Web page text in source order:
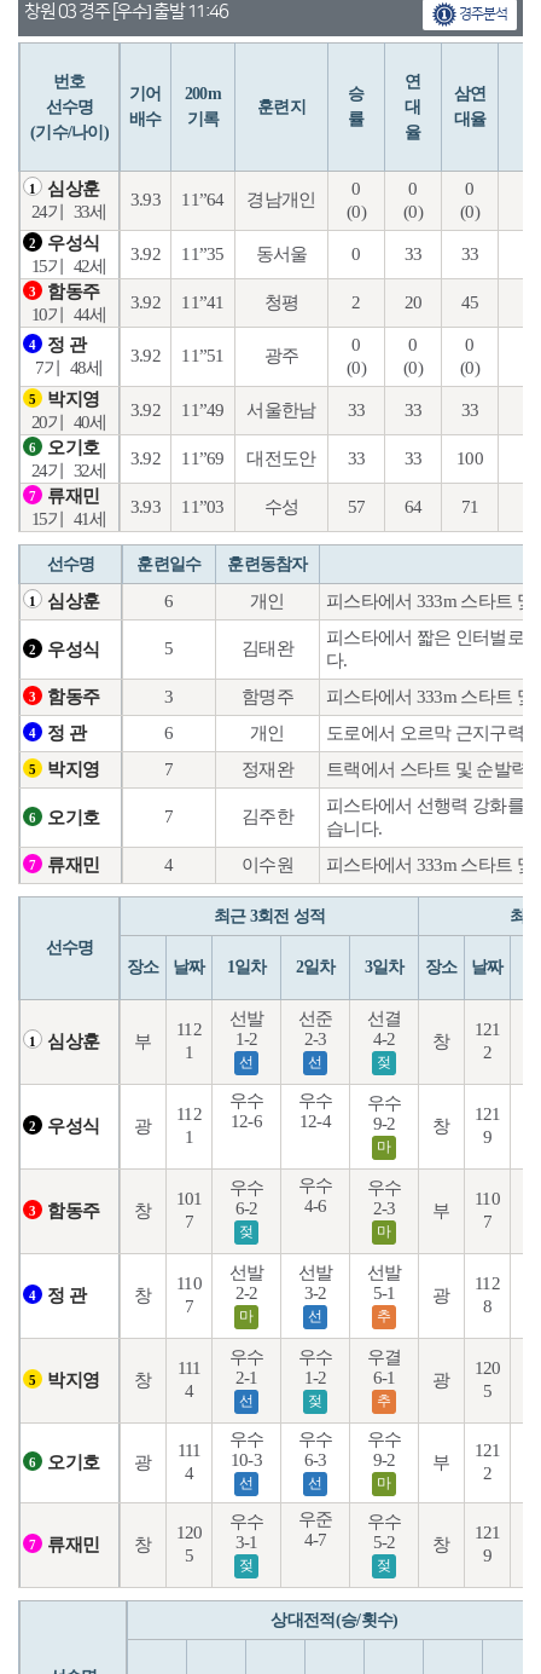
창원 03 경주 [우수] 출발 11:46 경주분석
번호
선수명
(기수/나이)
기어
배수
200m
기록
훈련지
승
률
연
대
율
삼연
대율
1
심상훈
24기
33세
3.93 11”64 경남개인
0
(0)
0
(0)
0
(0)
2
우성식
15기
42세
3.92 11”35 동서울 0 33 33
3
함동주
10기
44세
3.92 11”41 청평 2 20 45
4
정 관
7기
48세
3.92 11”51 광주
0
(0)
0
(0)
0
(0)
5
박지영
20기
40세
3.92 11”49 서울한남 33 33 33
6
오기호
24기
32세
3.92 11”69 대전도안 33 33 100
7
류재민
15기
41세
3.93 11”03 수성 57 64 71
선수명 훈련일수 훈련동참자
1 심상훈 6 개인 피스타에서 333m 스타트
2 우성식 5 김태완
피스타에서 짧은 인터벌로
다.
3 함동주 3 함명주 피스타에서 333m 스타트
4 정 관 6 개인 도로에서 오르막 근지구력
5 박지영 7 정재완 트랙에서 스타트 및 순발력
6 오기호 7 김주한
피스타에서 선행력 강화를
습니다.
7 류재민 4 이수원 피스타에서 333m 스타트
선수명
최근 3회전 성적 최
장소 날짜 1일차 2일차 3일차 장소 날짜
1 심상훈 부
112
1
선발
1-2
선
선준
2-3
선
선결
4-2
젖
창
121
2
2 우성식 광
112
1
우수
12-6
우수
12-4
우수
9-2
마
창
121
9
3 함동주 창
101
7
우수
6-2
젖
우수
4-6
우수
2-3
마
부
110
7
4 정 관 창
110
7
선발
2-2
마
선발
3-2
선
선발
5-1
추
광
112
8
5 박지영 창
111
4
우수
2-1
선
우수
1-2
젖
우결
6-1
추
광
120
5
6 오기호 광
111
4
우수
10-3
선
우수
6-3
선
우수
9-2
마
부
121
2
7 류재민 창
120
5
우수
3-1
젖
우준
4-7
우수
5-2
젖
창
121
9
상대전적(승/횟수)